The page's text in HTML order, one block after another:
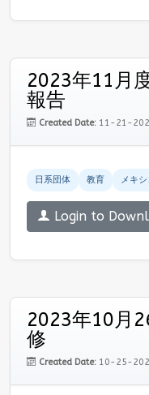
2023年11月
報告
Created Date: 11-21-
日系団体 教育 メキ
Login to
2023年10月
修
Created Date: 10-25-